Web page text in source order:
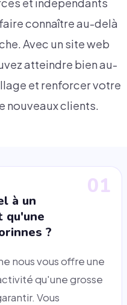
et indépendants
connaître au-delà
Avec un site web
atteindre bien au-
et renforcer votre
nouveaux clients.
01
à un
qu'une
?
nous vous offre une
qu'une grosse
Vous